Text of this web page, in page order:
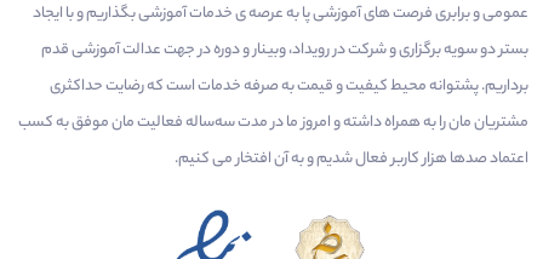
عمومی و برابری فرصت های آموزشی پا به عرصه ی خدمات آموزشی بگذاریم و با ایجاد
بستر دو سویه برگزاری و شرکت در رویداد، وبینار و دوره در جهت عدالت آموزشی قدم
برداریم. پشتوانه محیط کیفیت و قیمت به صرفه خدمات است که رضایت حداکثری
مشتریان مان را به همراه داشته و امروز ما در مدت سه‌ساله فعالیت مان موفق به کسب
اعتماد صدها هزار کاربر فعال شدیم و به آن افتخار می‌ کنیم.